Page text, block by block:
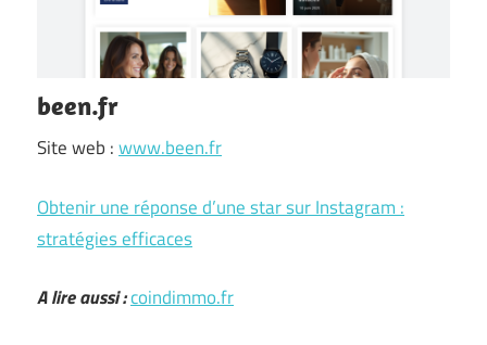
been.fr
Site web :www.been.fr
Obtenir une réponse d’une star sur Instagram :
stratégies efficaces
A lire aussi :coindimmo.fr